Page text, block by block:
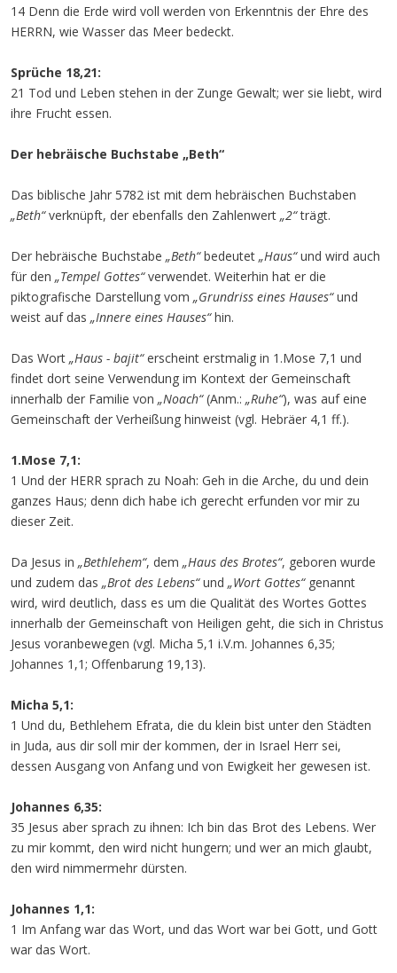
14 Denn die Erde wird voll werden von Erkenntnis der Ehre des
HERRN, wie Wasser das Meer bedeckt.
Sprüche 18,21:
21 Tod und Leben stehen in der Zunge Gewalt; wer sie liebt, wird
ihre Frucht essen.
Der hebräische Buchstabe „Beth“
Das biblische Jahr 5782 ist mit dem hebräischen Buchstaben
„Beth“verknüpft, der ebenfalls den Zahlenwert „2“trägt.
Der hebräische Buchstabe „Beth“bedeutet „Haus“und wird auch
für den „Tempel Gottes“verwendet. Weiterhin hat er die
piktografische Darstellung vom „Grundriss eines Hauses“und
weist auf das „Innere eines Hauses“hin.
Das Wort „Haus - bajit“erscheint erstmalig in 1.Mose 7,1 und
findet dort seine Verwendung im Kontext der Gemeinschaft
innerhalb der Familie von „Noach“(Anm.: „Ruhe“), was auf eine
Gemeinschaft der Verheißung hinweist (vgl. Hebräer 4,1 ff.).
1.Mose 7,1:
1 Und der HERR sprach zu Noah: Geh in die Arche, du und dein
ganzes Haus; denn dich habe ich gerecht erfunden vor mir zu
dieser Zeit.
Da Jesus in „Bethlehem“, dem „Haus des Brotes“, geboren wurde
und zudem das „Brot des Lebens“und „Wort Gottes“genannt
wird, wird deutlich, dass es um die Qualität des Wortes Gottes
innerhalb der Gemeinschaft von Heiligen geht, die sich in Christus
Jesus voranbewegen (vgl. Micha 5,1 i.V.m. Johannes 6,35;
Johannes 1,1; Offenbarung 19,13).
Micha 5,1:
1 Und du, Bethlehem Efrata, die du klein bist unter den Städten
in Juda, aus dir soll mir der kommen, der in Israel Herr sei,
dessen Ausgang von Anfang und von Ewigkeit her gewesen ist.
Johannes 6,35:
35 Jesus aber sprach zu ihnen: Ich bin das Brot des Lebens. Wer
zu mir kommt, den wird nicht hungern; und wer an mich glaubt,
den wird nimmermehr dürsten.
Johannes 1,1:
1 Im Anfang war das Wort, und das Wort war bei Gott, und Gott
war das Wort.